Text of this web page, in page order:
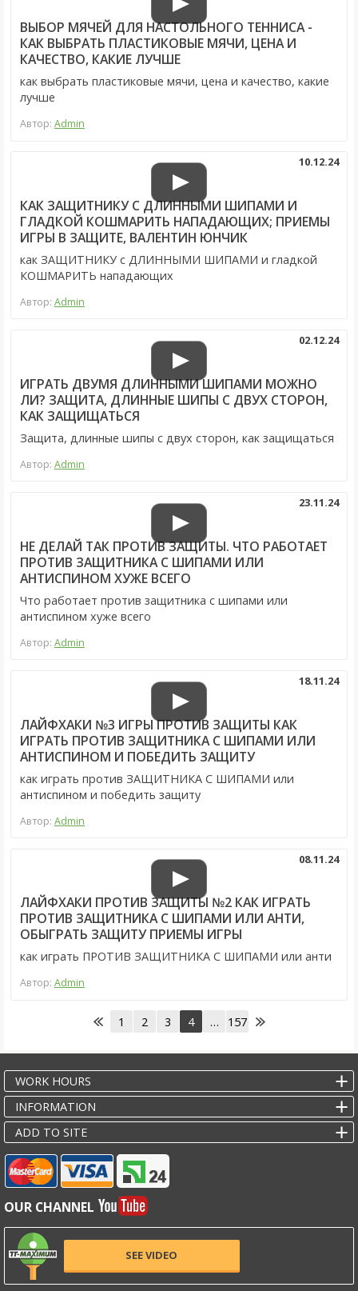
ВЫБОР МЯЧЕЙ ДЛЯ НАСТОЛЬНОГО ТЕННИСА -
КАК ВЫБРАТЬ ПЛАСТИКОВЫЕ МЯЧИ, ЦЕНА И
КАЧЕСТВО, КАКИЕ ЛУЧШЕ
как выбрать пластиковые мячи, цена и качество, какие
лучше
Автор: Admin
КАК ЗАЩИТНИКУ С ДЛИННЫМИ ШИПАМИ И
ГЛАДКОЙ КОШМАРИТЬ НАПАДАЮЩИХ; ПРИЕМЫ
ИГРЫ В ЗАЩИТЕ, ВАЛЕНТИН ЮНЧИК
10.12.24
как ЗАЩИТНИКУ с ДЛИННЫМИ ШИПАМИ и гладкой
КОШМАРИТЬ нападающих
Автор: Admin
ИГРАТЬ ДВУМЯ ДЛИННЫМИ ШИПАМИ МОЖНО
ЛИ? ЗАЩИТА, ДЛИННЫЕ ШИПЫ С ДВУХ СТОРОН,
КАК ЗАЩИЩАТЬСЯ
02.12.24
Защита, длинные шипы с двух сторон, как защищаться
Автор: Admin
НЕ ДЕЛАЙ ТАК ПРОТИВ ЗАЩИТЫ. ЧТО РАБОТАЕТ
ПРОТИВ ЗАЩИТНИКА С ШИПАМИ ИЛИ
АНТИСПИНОМ ХУЖЕ ВСЕГО
23.11.24
Что работает против защитника с шипами или
антиспином хуже всего
Автор: Admin
ЛАЙФХАКИ №3 ИГРЫ ПРОТИВ ЗАЩИТЫ КАК
ИГРАТЬ ПРОТИВ ЗАЩИТНИКА С ШИПАМИ ИЛИ
АНТИСПИНОМ И ПОБЕДИТЬ ЗАЩИТУ
18.11.24
как играть против ЗАЩИТНИКА С ШИПАМИ или
антиспином и победить защиту
Автор: Admin
ЛАЙФХАКИ ПРОТИВ ЗАЩИТЫ №2 КАК ИГРАТЬ
ПРОТИВ ЗАЩИТНИКА С ШИПАМИ ИЛИ АНТИ,
ОБЫГРАТЬ ЗАЩИТУ ПРИЕМЫ ИГРЫ
08.11.24
как играть ПРОТИВ ЗАЩИТНИКА С ШИПАМИ или анти
Автор: Admin
1 2 3 4 … 157
WORK HOURS
INFORMATION
ADD TO SITE
OUR CHANNEL
SEE VIDEO